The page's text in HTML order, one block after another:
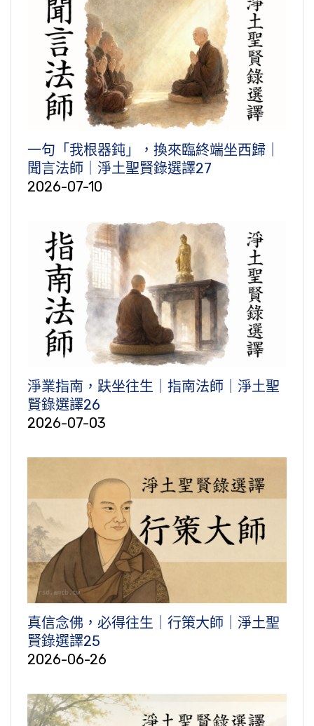
一句「我根器鈍」，換來臨終端坐西歸｜
聞言法師｜淨土聖賢錄選譯27
2026-07-10
淨業指南，趺坐往生｜指南法師｜淨土聖
賢錄選譯26
2026-07-03
真信念佛，必得往生｜行策大師｜淨土聖
賢錄選譯25
2026-06-26